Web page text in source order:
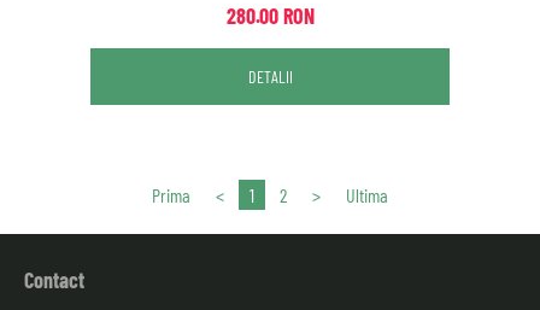
280.00 RON
DETALII
Prima < 1 2 > Ultima
Contact